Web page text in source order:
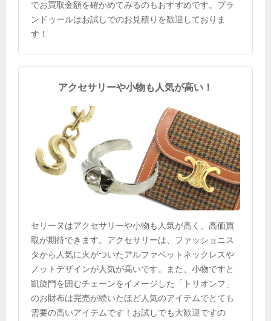
でお買取金額を確かめてみるのもおすすめです。ブラ
ンドゥールはお試しでのお見積りを歓迎しておりま
す！
アクセサリーや小物も人気が高い！
セリーヌはアクセサリーや小物も人気が高く、高価買
取が期待できます。アクセサリーは、ファッショニス
タから人気に火がついたアルファベットネックレスや
ノットデザインが人気が高いです。また、小物ですと
凱旋門を囲むチェーンをイメージした「トリオンフ」
のお財布は完売が続いたほど人気のアイテムでとても
需要の高いアイテムです！お試しでも大歓迎ですの